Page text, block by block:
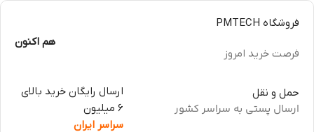
فروشگاه PMTECH
فرصت خرید امروز
هم اکنون
حمل و نقل
ارسال پستی به سراسر کشور
ارسال رایگان خرید بالای
6 میلیون
سراسر ایران